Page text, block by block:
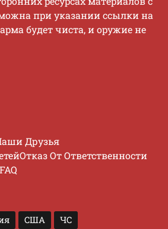
пpи укaзaнии ccылки нa
будeт чиcтa, и opужиe нe
Друзья
Отказ От Ответственности
США ЧС